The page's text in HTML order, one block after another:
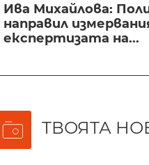
Ива Михайлова:
направил
експертизата на...
ТВОЯТА